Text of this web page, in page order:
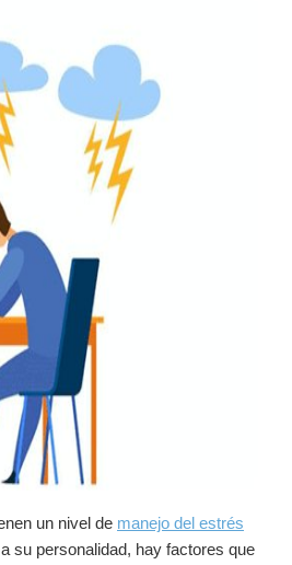
un nivel de manejo del estrés
su personalidad, hay factores que